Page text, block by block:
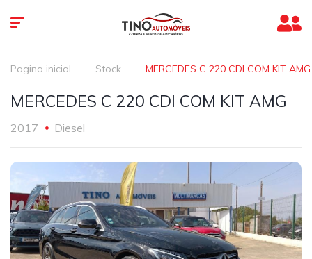
Pagina inicial Stock MERCEDES C 220 CDI COM KIT AMG
MERCEDES C 220 CDI COM KIT AMG
2017 Diesel